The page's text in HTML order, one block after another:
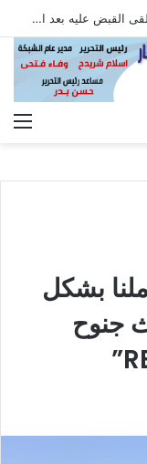
الداخلية تكشف اسرار المستشار المزيف وتلقى القبض عليه بعد الاستيلاء على أموال المواطنين
بشكل
جنوح